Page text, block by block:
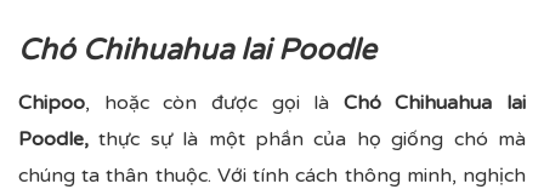
Chó Chihuahua lai Poodle
Chipoo, hoặc còn được gọi là Chó Chihuahua lai
Poodle, thực sự là một phần của họ giống chó mà
chúng ta thân thuộc. Với tính cách thông minh, nghịch